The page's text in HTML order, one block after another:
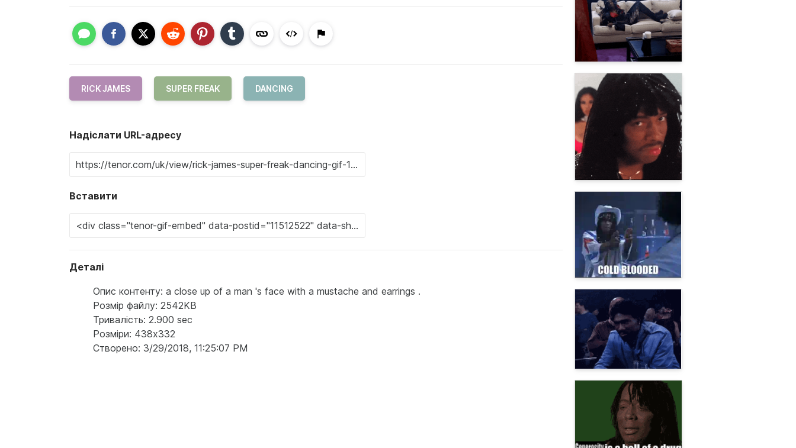
RICK JAMES SUPER FREAK DANCING
Надіслати URL-адресу
Вставити
Деталі
Опис контенту: a close up of a man 's face with a mustache and earrings .
Розмір файлу: 2542KB
Тривалість: 2.900 sec
Розміри: 438x332
Створено: 3/29/2018, 11:25:07 PM